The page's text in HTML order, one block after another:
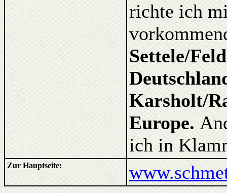
richte ich
Settele/
Karsholt/
Europe.
ich in
Zur Hauptseite: